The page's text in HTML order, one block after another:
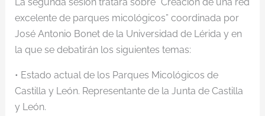
excelente de parques micológicos” coordinada por
José Antonio Bonet de la Universidad de Lérida y en
la que se debatirán los siguientes temas:
• Estado actual de los Parques Micológicos de
Castilla y León. Representante de la Junta de Castilla
y León.